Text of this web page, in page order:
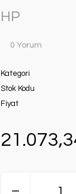
HP
0 Yorum
Kategori
Stok Kodu
Fiyat